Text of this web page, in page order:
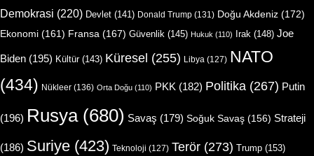
Demokrasi (220) Devlet (141) Donald Trump (131) Doğu Akdeniz (172)
Ekonomi (161) Fransa (167) Güvenlik (145) Hukuk (110) Irak (148) Joe
Biden (195) Kültür(143) Küresel (255) Libya (127) NATO
(434) Nükleer (136) Orta Doğu (110) PKK (182) Politika (267) Putin
(196) Rusya(680) Savaş (179) Soğuk Savaş (156) Strateji
(186) Suriye (423) Teknoloji (127) Terör (273) Trump (153)